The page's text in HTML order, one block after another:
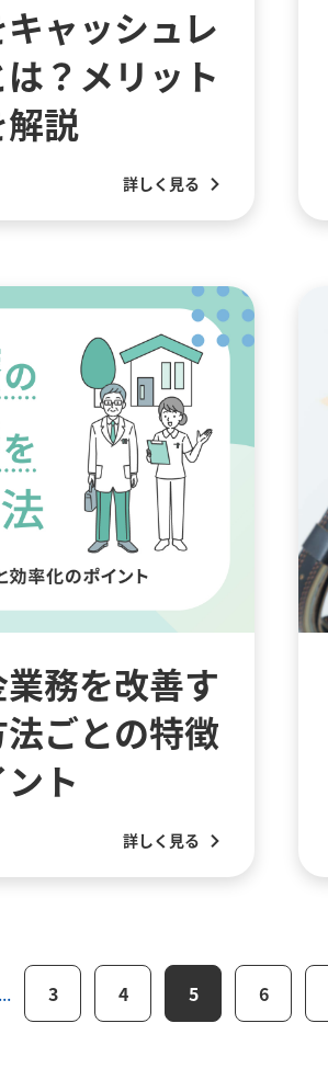
ャッシュレ
？メリット
説
詳しく見る
務を改善す
ごとの特徴
ト
詳しく見る
... 3 4 5 6